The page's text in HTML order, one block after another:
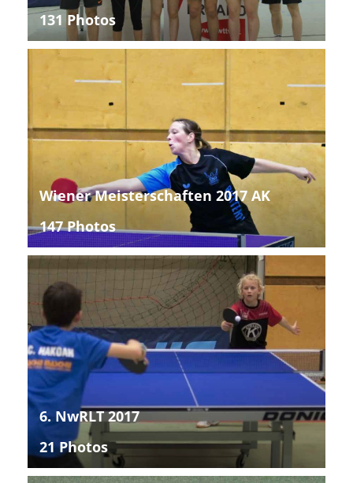
131 Photos
Wiener Meisterschaften 2017 AK
147 Photos
6. NwRLT 2017
21 Photos